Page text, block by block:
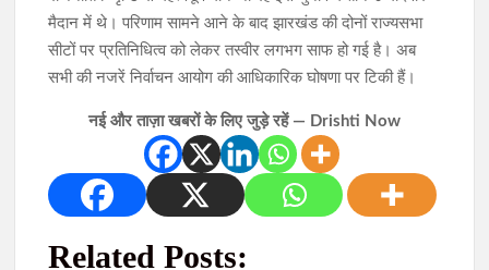
मैदान में थे। परिणाम सामने आने के बाद झारखंड की दोनों राज्यसभा
सीटों पर प्रतिनिधित्व को लेकर तस्वीर लगभग साफ हो गई है। अब
सभी की नजरें निर्वाचन आयोग की आधिकारिक घोषणा पर टिकी हैं।
नई और ताज़ा खबरों के लिए जुड़े रहें — Drishti Now
Related Posts: